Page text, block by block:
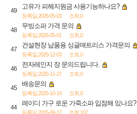
49
고유가 피헤지원금 사용기능하나요?
등록일,2026-05-03 조회,0
48
무빙소파 가격 문의
등록일,2026-05-01 조회,0
47
건설현장 납품용 싱글매트리스 가격문의
등록일,2025-12-03 조회,0
46
전자레인지 장 문의드립니다.
등록일,2025-11-27 조회,0
45
배송문의
등록일,2025-10-14 조회,0
44
레이디 가구 로운 가죽소파 입점해 있나요?
등록일,2025-09-17 조회,107